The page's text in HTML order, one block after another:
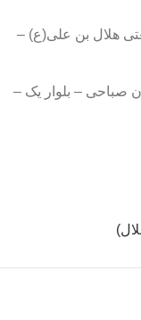
هلال بن علی(ع) –
صباحی – بلوار یک –